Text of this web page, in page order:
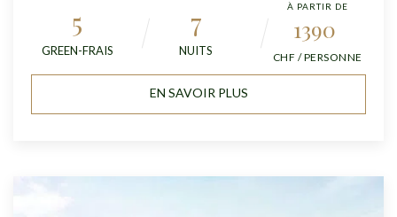
5
GREEN-FRAIS
7
NUITS
À PARTIR DE
1390
CHF / PERSONNE
EN SAVOIR PLUS